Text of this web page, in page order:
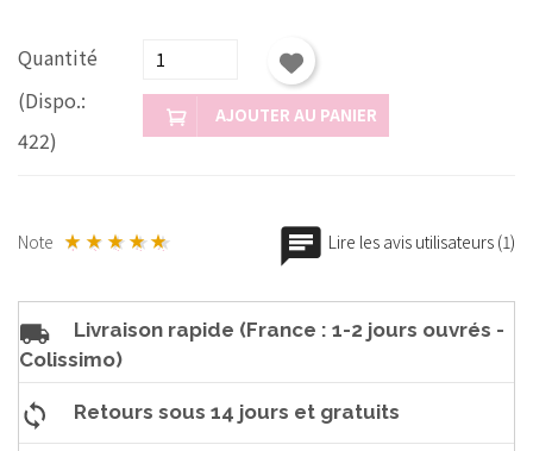
Quantité
(Dispo.:
422)
AJOUTER AU PANIER
Note Lire les avis utilisateurs (1)
Livraison rapide (France : 1-2 jours ouvrés -
Colissimo)
Retours sous 14 jours et gratuits